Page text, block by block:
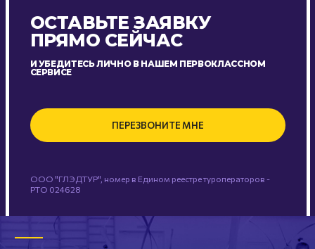
ОСТАВЬТЕ ЗАЯВКУ
ПРЯМО СЕЙЧАС
И УБЕДИТЕСЬ ЛИЧНО В НАШЕМ ПЕРВОКЛАССНОМ
СЕРВИСЕ
ПЕРЕЗВОНИТЕ МНЕ
ООО "ГЛЭДТУР", номер в Едином реестре туроператоров -
РТО 024628